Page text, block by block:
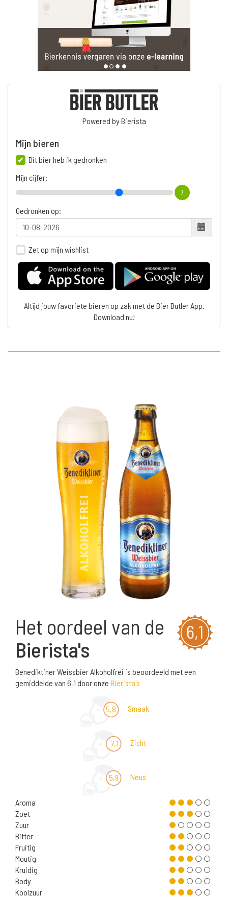
Powered by Bierista
Mijn bieren
Dit bier heb ik gedronken
Mijn cijfer:
7
Gedronken op:
Zet op mijn wishlist
Altijd jouw favoriete bieren op zak met de Bier Butler App.
Download nu!
6,1
Het oordeel van de
Bierista's
Benediktiner Weissbier Alkoholfrei is beoordeeld met een
gemiddelde van 6,1 door onze Bierista's
5,8 Smaak
7,1 Zicht
5,9 Neus
Aroma
Zoet
Zuur
Bitter
Fruitig
Moutig
Kruidig
Body
Koolzuur